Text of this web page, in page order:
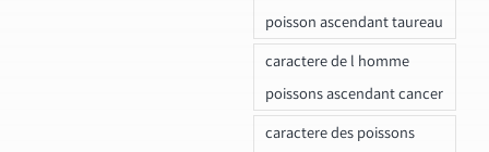
poisson ascendant taureau
caractere de l homme
poissons ascendant cancer
caractere des poissons